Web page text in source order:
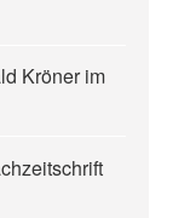
Kröner im